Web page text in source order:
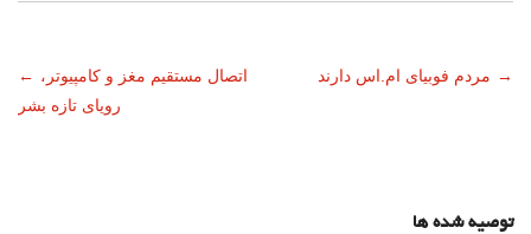
ناوبری
← اتصال مستقیم مغز و کامپیوتر،
رویای تازه بشر
مردم فوبیای ام.اس دارند →
توصیه شده ها